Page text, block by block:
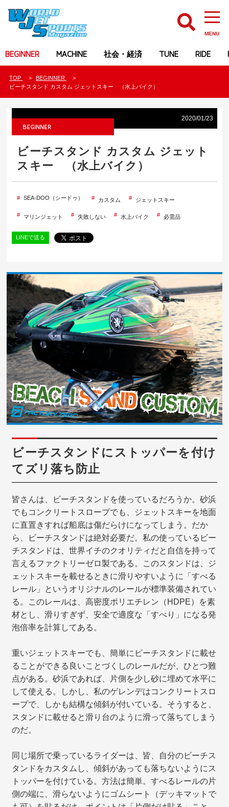
MENU
BEGINNER MACHINE 社会・経済 TUNE RIDE
TOP
BEGINNER
ビーチスタンド カスタム ジェットスキー （水上バイク）
2020/01/23
BEGINNER
ビーチスタンド カスタム ジェット
スキー （水上バイク）
SEA-DOO（シードゥ） カスタム ジェットスキー
マリンジェット 失敗しない 水上バイク 必需品
LINEで送る
ビーチスタンドにストッパーを付け
てズリ落ち防止
皆さんは、ビーチスタンドを使っているだろうか。砂浜
でもコンクリートスロープでも、ジェットスキーを地面
に直置きすれば船底は傷だらけになってしまう。だか
ら、ビーチスタンドは絶対必要だ。私の使っているビー
チスタンドは、世界イチのクオリティだと自信を持って
言えるファクトリーゼロ製である。このスタンドは、ジ
ェットスキーを載せるときに滑りやすいように「すべる
レール」というオリジナルのレールが標準装備されてい
る。このレールは、高密度ポリエチレン（HDPE）を素
材とし、滑りすぎず、安全で適度な「すべり」になる発
泡倍率を計算してある。
重いジェットスキーでも、簡単にビーチスタンドに載せ
ることができる良いことづくしのレールだが、ひとつ難
点がある。砂浜であれば、片側を少し砂に埋めて水平に
して使える。しかし、私のゲレンデはコンクリートスロ
ープで、しかも結構な傾斜が付いている。そうすると、
スタンドに載せると滑り台のように滑って落ちてしまう
のだ。
同じ場所で乗っているライダーは、皆、自分のビーチス
タンドをカスタムし、傾斜があっても落ちないようにス
トッパーを付けている。方法は簡単。すべるレールの片
側の端に、滑らないようにゴムシート（デッキマットで